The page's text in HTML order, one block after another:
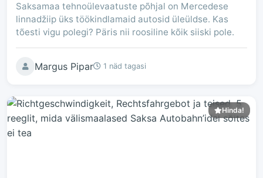
Saksamaa tehnoülevaatuste põhjal on Mercedese
linnadžiip üks töökindlamaid autosid üleüldse. Kas
tõesti vigu polegi? Päris nii roosiline kõik siiski pole.
Margus Pipar 1 näd tagasi
Hinda!